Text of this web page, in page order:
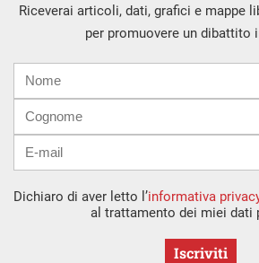
Riceverai articoli, dati, grafici e mappe
per promuovere un dibattito
mail
Dichiaro di aver letto l’informativa
al trattamento dei miei dati
Iscriviti